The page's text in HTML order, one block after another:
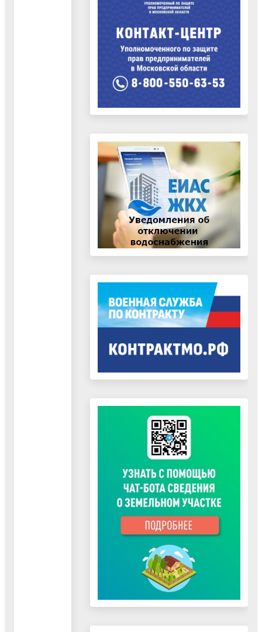
88001013079,
ООО «Газпром
теплоэнерго
535‒85‒05, +7
(49653) 2‒15‒26
диспетчерская. +7
(958) 522-54-63
АО «ТЭП» -
8(495)775-55-92; 583-
07-00
ООО «ТЭК_9» -
07-00
84964484543;
84964484618
ГУП "Белоозерское
ЖКХ" – 84964451244
Ф.И.О.
Руководителя
ГУП "Белоозерское
Директор
Шевцов
Александрович
Некрасова,
"Газпром
Директор
филиала
Дмитрий
д.4 б